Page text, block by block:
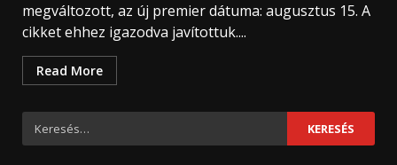
megváltozott, az új premier dátuma: augusztus 15. A
cikket ehhez igazodva javítottuk....
Read More
Keresés: